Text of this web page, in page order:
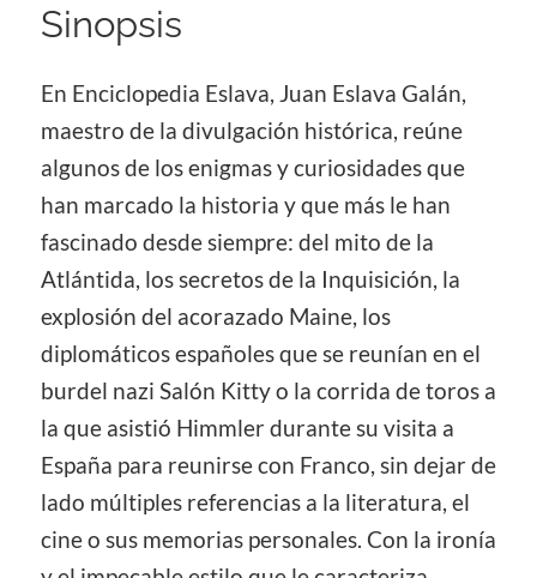
Sinopsis
En Enciclopedia Eslava, Juan Eslava Galán,
maestro de la divulgación histórica, reúne
algunos de los enigmas y curiosidades que
han marcado la historia y que más le han
fascinado desde siempre: del mito de la
Atlántida, los secretos de la Inquisición, la
explosión del acorazado Maine, los
diplomáticos españoles que se reunían en el
burdel nazi Salón Kitty o la corrida de toros a
la que asistió Himmler durante su visita a
España para reunirse con Franco, sin dejar de
lado múltiples referencias a la literatura, el
cine o sus memorias personales. Con la ironía